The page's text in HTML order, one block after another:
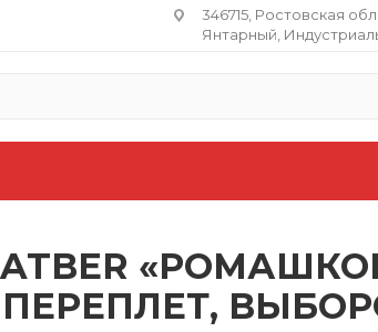
346715, Ростовская
Янтарный,